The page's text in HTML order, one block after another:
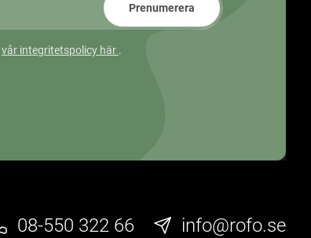
Prenumerera
vår integritetspolicy här .
08-550 322 66 info@rofo.se